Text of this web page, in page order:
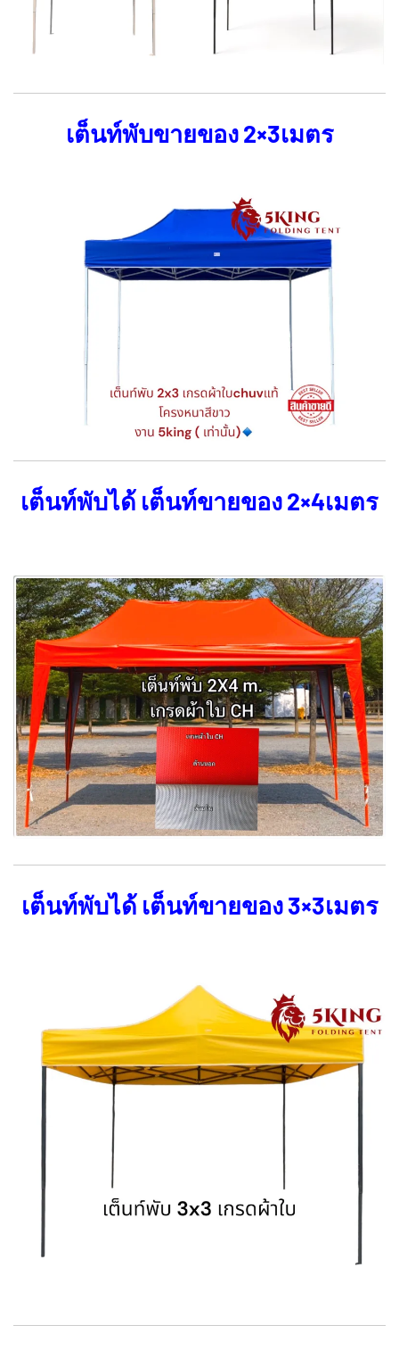
เต็นท์พับขายของ 2×3เมตร
เต็นท์พับได้ เต็นท์ขายของ 2×4เมตร
เต็นท์พับได้ เต็นท์ขายของ 3×3เมตร